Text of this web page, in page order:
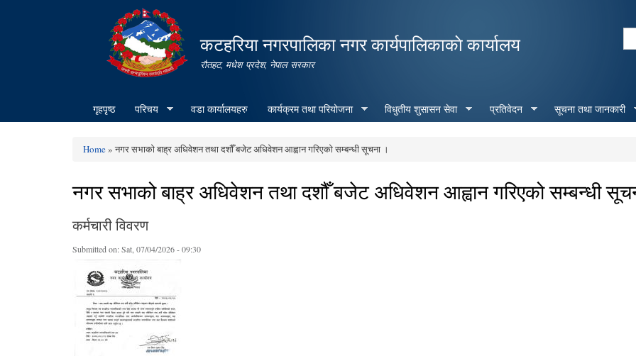
content
कटहरिया नगरपालिका नगर कार्यपालिकाकाे कार्यालय
रौतहट, मधेश प्रदेश, नेपाल सरकार
गृहपृष्ठ परिचय वडा कार्यालयहरु कार्यक्रम तथा परियोजना विधुतीय शुसासन सेवा प्रतिवेदन सूचना तथा जानकारी
Home» नगर सभाको बाह्र अधिवेशन तथा दशौँ बजेट अधिवेशन आह्वान गरिएको सम्बन्धी सूचना ।
नगर सभाको बाह्र अधिवेशन तथा दशौँ बजेट अधिवेशन आह्वान गरिएको सम्बन्धी
कर्मचारी विवरण
Submitted on:Sat, 07/04/2026 - 09:30